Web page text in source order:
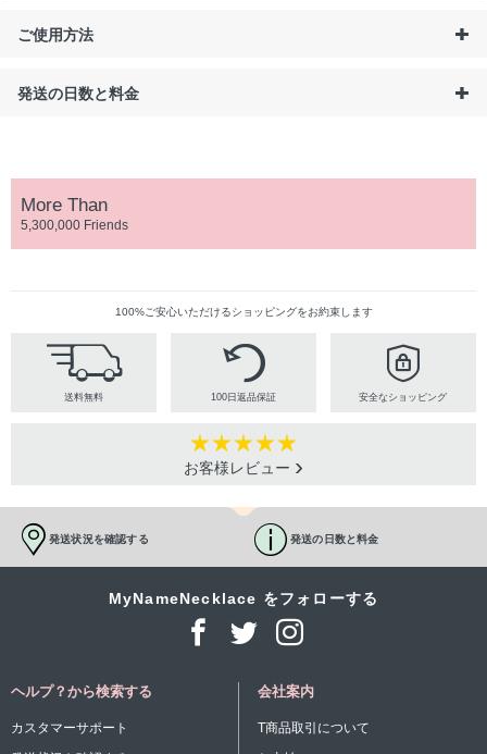
ご使用方法
発送の日数と料金
More Than
5,300,000 Friends
100%ご安心いただけるショッピングをお約束します
送料無料 100日返品保証 安全なショッピング
お客様レビュー
発送状況を確認する 発送の日数と料金
MyNameNecklace をフォローする
ヘルプ？から検索する
カスタマーサポート
会社案内
T商品取引について